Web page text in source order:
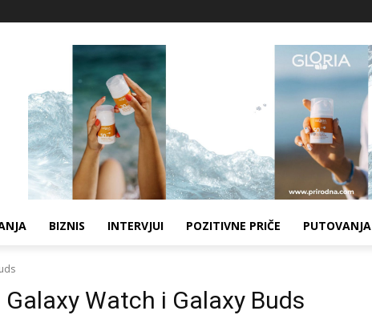
BIZNIS INTERVJUI POZITIVNE PRIČE PUTOVANJA
Watch i Galaxy Buds